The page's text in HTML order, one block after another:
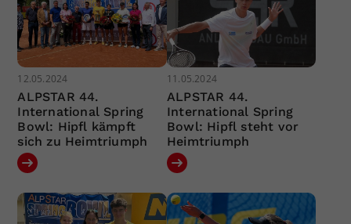
12.05.2024
ALPSTAR 44.
International Spring
Bowl: Hipfl kämpft
sich zu Heimtriumph
11.05.2024
ALPSTAR 44.
International Spring
Bowl: Hipfl steht vor
Heimtriumph